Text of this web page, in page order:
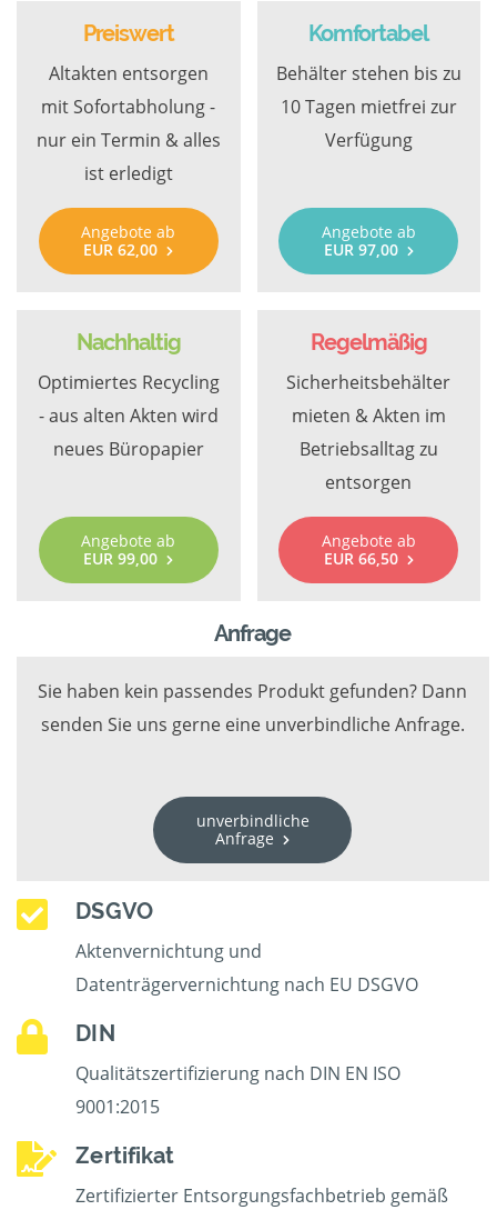
Preiswert
Altakten entsorgen
mit Sofortabholung -
nur ein Termin & alles
ist erledigt
Angebote ab
EUR 62,00
Komfortabel
Behälter stehen bis zu
10 Tagen mietfrei zur
Verfügung
Angebote ab
EUR 97,00
Nachhaltig
Optimiertes Recycling
- aus alten Akten wird
neues Büropapier
Angebote ab
EUR 99,00
Regelmäßig
Sicherheitsbehälter
mieten & Akten im
Betriebsalltag zu
entsorgen
Angebote ab
EUR 66,50
Anfrage
Sie haben kein passendes Produkt gefunden? Dann
senden Sie uns gerne eine unverbindliche Anfrage.
unverbindliche
Anfrage
DSGVO
Aktenvernichtung und
Datenträgervernichtung nach EU DSGVO
DIN
Qualitätszertifizierung nach DIN EN ISO
9001:2015
Zertifikat
Zertifizierter Entsorgungsfachbetrieb gemäß